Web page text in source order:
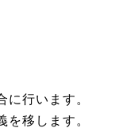
に行います。
を移します。